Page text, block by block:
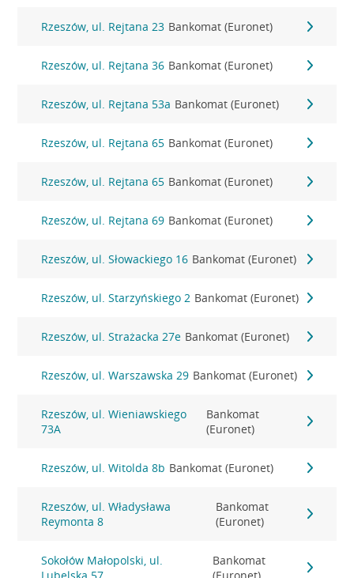
Rzeszów, ul. Rejtana 23 Bankomat (Euronet)
Rzeszów, ul. Rejtana 36 Bankomat (Euronet)
Rzeszów, ul. Rejtana 53a Bankomat (Euronet)
Rzeszów, ul. Rejtana 65 Bankomat (Euronet)
Rzeszów, ul. Rejtana 65 Bankomat (Euronet)
Rzeszów, ul. Rejtana 69 Bankomat (Euronet)
Rzeszów, ul. Słowackiego 16 Bankomat (Euronet)
Rzeszów, ul. Starzyńskiego 2 Bankomat (Euronet)
Rzeszów, ul. Strażacka 27e Bankomat (Euronet)
Rzeszów, ul. Warszawska 29 Bankomat (Euronet)
Rzeszów, ul. Wieniawskiego
73A
Bankomat
(Euronet)
Rzeszów, ul. Witolda 8b Bankomat (Euronet)
Rzeszów, ul. Władysława
Reymonta 8
Bankomat
(Euronet)
Sokołów Małopolski, ul.
Bankomat